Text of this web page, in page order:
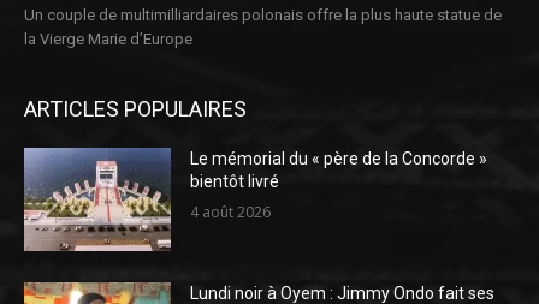
Un couple de multimilliardaires polonais offre la plus haute statue de
la Vierge Marie d’Europe
ARTICLES POPULAIRES
Le mémorial du « père de la Concorde »
bientôt livré
4 août 2026
Lundi noir à Oyem : Jimmy Ondo fait ses